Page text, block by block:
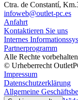
Ctra. de Constantí,
infoweb@outlet-pc.es
Anfahrt
Kontaktieren Sie uns
Internes
Partnerprogramm
Alle Rechte vorbehalten
© Urheberrecht
Impressum
Datenschutzerklärung
Allgemeine